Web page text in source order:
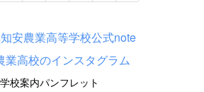
安農業高等学校公式note
業高校のインスタグラム
校案内パンフレット